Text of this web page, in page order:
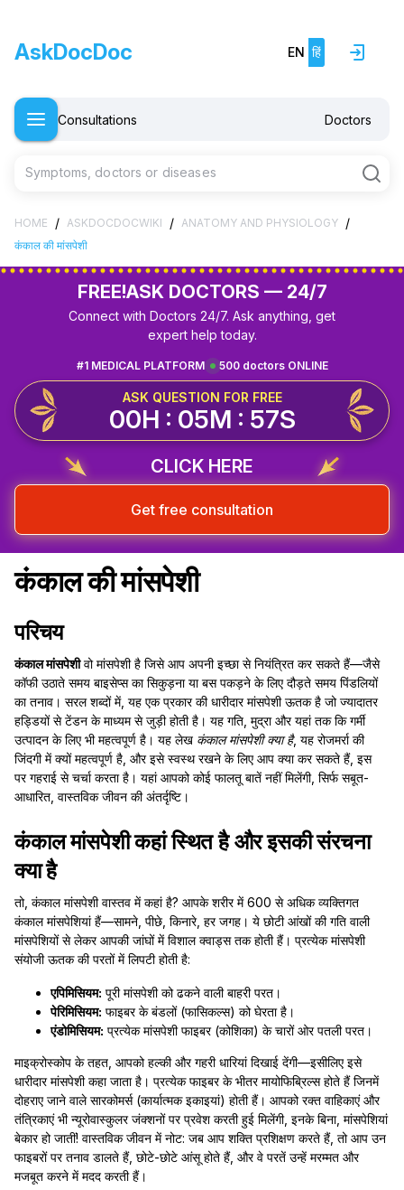
AskDocDoc EN हिं
Consultations Doctors
Symptoms, doctors or diseases
HOME / ASKDOCDOCWIKI / ANATOMY AND PHYSIOLOGY /
कंकाल की मांसपेशी
FREE!ASK DOCTORS — 24/7
Connect with Doctors 24/7. Ask anything, get
expert help today.
500 doctors ONLINE
#1 MEDICAL PLATFORM
ASK QUESTION FOR FREE
00H : 05M : 56S
CLICK HERE
Get free consultation
कंकाल की मांसपेशी
परिचय
कंकाल मांसपेशीवो मांसपेशी है जिसे आप अपनी इच्छा से नियंत्रित कर सकते हैं—जैसे
कॉफी उठाते समय बाइसेप्स का सिकुड़ना या बस पकड़ने के लिए दौड़ते समय पिंडलियों
का तनाव। सरल शब्दों में, यह एक प्रकार की धारीदार मांसपेशी ऊतक है जो ज्यादातर
हड्डियों से टेंडन के माध्यम से जुड़ी होती है। यह गति, मुद्रा और यहां तक कि गर्मी
उत्पादन के लिए भी महत्वपूर्ण है। यह लेख कंकाल मांसपेशी क्या है, यह रोजमर्रा की
जिंदगी में क्यों महत्वपूर्ण है, और इसे स्वस्थ रखने के लिए आप क्या कर सकते हैं, इस
पर गहराई से चर्चा करता है। यहां आपको कोई फालतू बातें नहीं मिलेंगी, सिर्फ सबूत-
आधारित, वास्तविक जीवन की अंतर्दृष्टि।
कंकाल मांसपेशी कहां स्थित है और इसकी संरचना
क्या है
तो, कंकाल मांसपेशी वास्तव में कहां है? आपके शरीर में 600 से अधिक व्यक्तिगत
कंकाल मांसपेशियां हैं—सामने, पीछे, किनारे, हर जगह। ये छोटी आंखों की गति वाली
मांसपेशियों से लेकर आपकी जांघों में विशाल क्वाड्स तक होती हैं। प्रत्येक मांसपेशी
संयोजी ऊतक की परतों में लिपटी होती है:
एपिमिसियम: पूरी मांसपेशी को ढकने वाली बाहरी परत।
पेरिमिसियम: फाइबर के बंडलों (फासिकल्स) को घेरता है।
एंडोमिसियम: प्रत्येक मांसपेशी फाइबर (कोशिका) के चारों ओर पतली परत।
माइक्रोस्कोप के तहत, आपको हल्की और गहरी धारियां दिखाई देंगी—इसीलिए इसे
धारीदार मांसपेशी कहा जाता है। प्रत्येक फाइबर के भीतर मायोफिब्रिल्स होते हैं जिनमें
दोहराए जाने वाले सारकोमर्स (कार्यात्मक इकाइयां) होती हैं। आपको रक्त वाहिकाएं और
तंत्रिकाएं भी न्यूरोवास्कुलर जंक्शनों पर प्रवेश करती हुई मिलेंगी, इनके बिना, मांसपेशियां
बेकार हो जातीं! वास्तविक जीवन में नोट: जब आप शक्ति प्रशिक्षण करते हैं, तो आप उन
फाइबरों पर तनाव डालते हैं, छोटे-छोटे आंसू होते हैं, और वे परतें उन्हें मरम्मत और
मजबूत करने में मदद करती हैं।